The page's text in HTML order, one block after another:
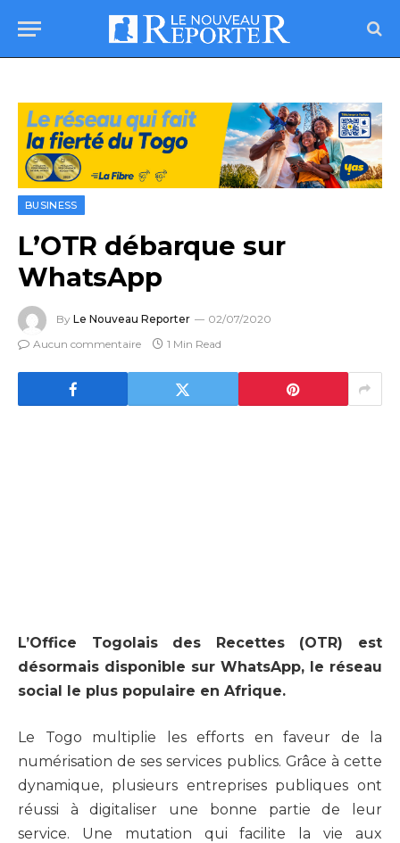
BUSINESS
L’OTR débarque sur
WhatsApp
By Le Nouveau Reporter
02/07/2020
Aucun commentaire
1 Min Read
L’Office Togolais des Recettes (OTR) est
désormais disponible sur WhatsApp, le réseau
social le plus populaire en Afrique.
Le Togo multiplie les efforts en faveur de la
numérisation de ses services publics. Grâce à cette
dynamique, plusieurs entreprises publiques ont
réussi à digitaliser une bonne partie de leur
service. Une mutation qui facilite la vie aux